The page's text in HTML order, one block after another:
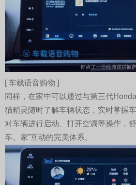
[ 车载语音购物 ]
同样，在家中可以通过与第三代
猫精灵随时了解车辆状态，实时掌握
对车辆进行启动、打开空调等操作，舒
车、家”互动的完美体系。